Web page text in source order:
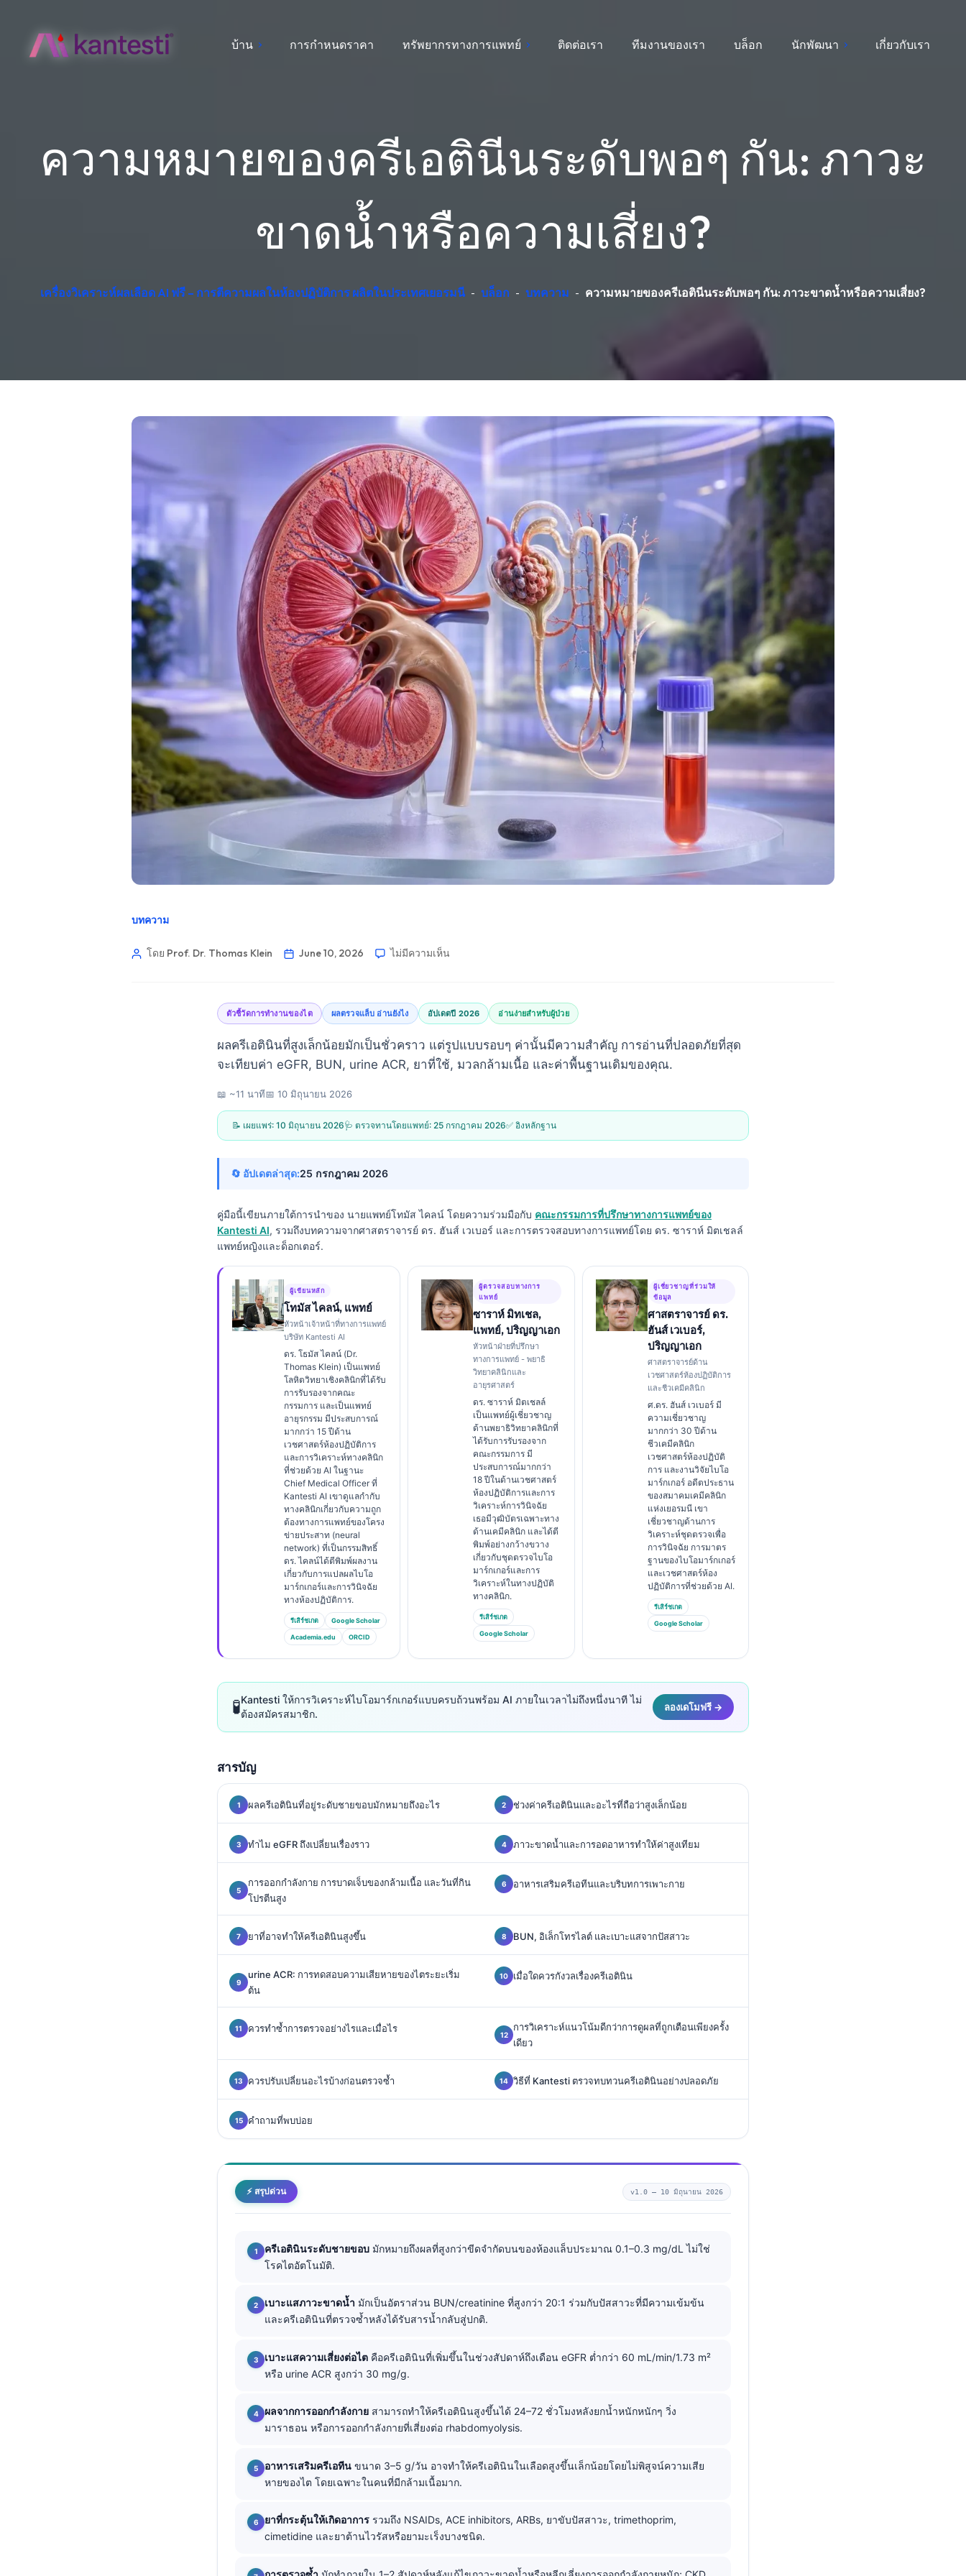
บ้าน การกำหนดราคา ทรัพยากรทางการแพทย์ ติดต่อเรา ทีมงานของเรา บล็อก นักพัฒนา เกี่ยวกับเรา
ความหมายของครีเอตินีนระดับพอๆ กัน: ภาวะ
ขาดน้ำหรือความเสี่ยง?
เครื่องวิเคราะห์ผลเลือด AI ฟรี – การตีความผลในห้องปฏิบัติการ ผลิตในประเทศเยอรมนี - บล็อก - บทความ - ความหมายของครีเอตินีนระดับพอๆ กัน: ภาวะขาดน้ำหรือความเสี่ยง?
บทความ
โดย Prof. Dr. Thomas Klein June 10, 2026 ไม่มีความเห็น
ตัวชี้วัดการทำงานของไต ผลตรวจแล็บ อ่านยังไง อัปเดตปี 2026 อ่านง่ายสำหรับผู้ป่วย
ผลครีเอตินินที่สูงเล็กน้อยมักเป็นชั่วคราว แต่รูปแบบรอบๆ ค่านั้นมีความสำคัญ การอ่านที่ปลอดภัยที่สุด
จะเทียบค่า eGFR, BUN, urine ACR, ยาที่ใช้, มวลกล้ามเนื้อ และค่าพื้นฐานเดิมของคุณ.
📖 ~11 นาที📅 10 มิถุนายน 2026
📝 เผยแพร่: 10 มิถุนายน 2026🩺 ตรวจทานโดยแพทย์: 25 กรกฎาคม 2026✅ อิงหลักฐาน
🔄 อัปเดตล่าสุด:25 กรกฎาคม 2026
คู่มือนี้เขียนภายใต้การนำของ นายแพทย์โทมัส ไคลน์ โดยความร่วมมือกับ คณะกรรมการที่ปรึกษาทางการแพทย์ของ
Kantesti AI, รวมถึงบทความจากศาสตราจารย์ ดร. ฮันส์ เวเบอร์ และการตรวจสอบทางการแพทย์โดย ดร. ซาราห์ มิตเชลล์
แพทย์หญิงและด็อกเตอร์.
ผู้เขียนหลัก
โทมัส ไคลน์, แพทย์
หัวหน้าเจ้าหน้าที่ทางการแพทย์
บริษัท Kantesti AI
ดร. โธมัส ไคลน์ (Dr.
Thomas Klein) เป็นแพทย์
โลหิตวิทยาเชิงคลินิกที่ได้รับ
การรับรองจากคณะ
กรรมการ และเป็นแพทย์
อายุรกรรม มีประสบการณ์
มากกว่า 15 ปีด้าน
เวชศาสตร์ห้องปฏิบัติการ
และการวิเคราะห์ทางคลินิก
ที่ช่วยด้วย AI ในฐานะ
Chief Medical Officer ที่
Kantesti AI เขาดูแลกำกับ
ทางคลินิกเกี่ยวกับความถูก
ต้องทางการแพทย์ของโครง
ข่ายประสาท (neural
network) ที่เป็นกรรมสิทธิ์
ดร. ไคลน์ได้ตีพิมพ์ผลงาน
เกี่ยวกับการแปลผลไบโอ
มาร์กเกอร์และการวินิจฉัย
ทางห้องปฏิบัติการ.
รีเสิร์ชเกต Google Scholar
Academia.edu ORCID
ผู้ตรวจสอบทางการ
แพทย์
ซาราห์ มิทเชล,
แพทย์, ปริญญาเอก
หัวหน้าฝ่ายที่ปรึกษา
ทางการแพทย์ - พยาธิ
วิทยาคลินิกและ
อายุรศาสตร์
ดร. ซาราห์ มิตเชลล์
เป็นแพทย์ผู้เชี่ยวชาญ
ด้านพยาธิวิทยาคลินิกที่
ได้รับการรับรองจาก
คณะกรรมการ มี
ประสบการณ์มากกว่า
18 ปีในด้านเวชศาสตร์
ห้องปฏิบัติการและการ
วิเคราะห์การวินิจฉัย
เธอมีวุฒิบัตรเฉพาะทาง
ด้านเคมีคลินิก และได้ตี
พิมพ์อย่างกว้างขวาง
เกี่ยวกับชุดตรวจไบโอ
มาร์กเกอร์และการ
วิเคราะห์ในทางปฏิบัติ
ทางคลินิก.
รีเสิร์ชเกต
Google Scholar
ผู้เชี่ยวชาญที่ร่วมให้
ข้อมูล
ศาสตราจารย์ ดร.
ฮันส์ เวเบอร์,
ปริญญาเอก
ศาสตราจารย์ด้าน
เวชศาสตร์ห้องปฏิบัติการ
และชีวเคมีคลินิก
ศ.ดร. ฮันส์ เวเบอร์ มี
ความเชี่ยวชาญ
มากกว่า 30 ปีด้าน
ชีวเคมีคลินิก
เวชศาสตร์ห้องปฏิบัติ
การ และงานวิจัยไบโอ
มาร์กเกอร์ อดีตประธาน
ของสมาคมเคมีคลินิก
แห่งเยอรมนี เขา
เชี่ยวชาญด้านการ
วิเคราะห์ชุดตรวจเพื่อ
การวินิจฉัย การมาตร
ฐานของไบโอมาร์กเกอร์
และเวชศาสตร์ห้อง
ปฏิบัติการที่ช่วยด้วย AI.
รีเสิร์ชเกต
Google Scholar
🧪Kantesti ให้การวิเคราะห์ไบโอมาร์กเกอร์แบบครบถ้วนพร้อม AI ภายในเวลาไม่ถึงหนึ่งนาที ไม่
ต้องสมัครสมาชิก.
ลองเดโมฟรี →
สารบัญ
ผลครีเอตินินที่อยู่ระดับชายขอบมักหมายถึงอะไร ช่วงค่าครีเอตินินและอะไรที่ถือว่าสูงเล็กน้อย
ทำไม eGFR ถึงเปลี่ยนเรื่องราว ภาวะขาดน้ำและการอดอาหารทำให้ค่าสูงเทียม
การออกกำลังกาย การบาดเจ็บของกล้ามเนื้อ และวันที่กิน
โปรตีนสูง
อาหารเสริมครีเอทีนและบริบทการเพาะกาย
ยาที่อาจทำให้ครีเอตินินสูงขึ้น BUN, อิเล็กโทรไลต์ และเบาะแสจากปัสสาวะ
urine ACR: การทดสอบความเสียหายของไตระยะเริ่ม
ต้น
เมื่อใดควรกังวลเรื่องครีเอตินิน
ควรทำซ้ำการตรวจอย่างไรและเมื่อไร
การวิเคราะห์แนวโน้มดีกว่าการดูผลที่ถูกเตือนเพียงครั้ง
เดียว
ควรปรับเปลี่ยนอะไรบ้างก่อนตรวจซ้ำ วิธีที่ Kantesti ตรวจทบทวนครีเอตินินอย่างปลอดภัย
คำถามที่พบบ่อย
⚡ สรุปด่วน v1.0 — 10 มิถุนายน 2026
ครีเอตินินระดับชายขอบ มักหมายถึงผลที่สูงกว่าขีดจำกัดบนของห้องแล็บประมาณ 0.1–0.3 mg/dL ไม่ใช่
โรคไตอัตโนมัติ.
เบาะแสภาวะขาดน้ำ มักเป็นอัตราส่วน BUN/creatinine ที่สูงกว่า 20:1 ร่วมกับปัสสาวะที่มีความเข้มข้น
และครีเอตินินที่ตรวจซ้ำหลังได้รับสารน้ำกลับสู่ปกติ.
เบาะแสความเสี่ยงต่อไต คือครีเอตินินที่เพิ่มขึ้นในช่วงสัปดาห์ถึงเดือน eGFR ต่ำกว่า 60 mL/min/1.73 m²
หรือ urine ACR สูงกว่า 30 mg/g.
ผลจากการออกกำลังกาย สามารถทำให้ครีเอตินินสูงขึ้นได้ 24–72 ชั่วโมงหลังยกน้ำหนักหนักๆ วิ่ง
มาราธอน หรือการออกกำลังกายที่เสี่ยงต่อ rhabdomyolysis.
อาหารเสริมครีเอทีน ขนาด 3–5 g/วัน อาจทำให้ครีเอตินินในเลือดสูงขึ้นเล็กน้อยโดยไม่พิสูจน์ความเสีย
หายของไต โดยเฉพาะในคนที่มีกล้ามเนื้อมาก.
ยาที่กระตุ้นให้เกิดอาการ รวมถึง NSAIDs, ACE inhibitors, ARBs, ยาขับปัสสาวะ, trimethoprim,
cimetidine และยาต้านไวรัสหรือยามะเร็งบางชนิด.